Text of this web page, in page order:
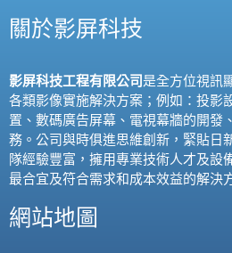
關於影屏科技
影屏科技工程有限公司是全方位視訊
各類影像實施解決方案；例如：投影
置、數碼廣告屏幕、電視幕牆的開發
務。公司與時俱進思維創新，緊貼日
隊經驗豐富，擁用專業技術人才及設
最合宜及符合需求和成本效益的解決
網站地圖